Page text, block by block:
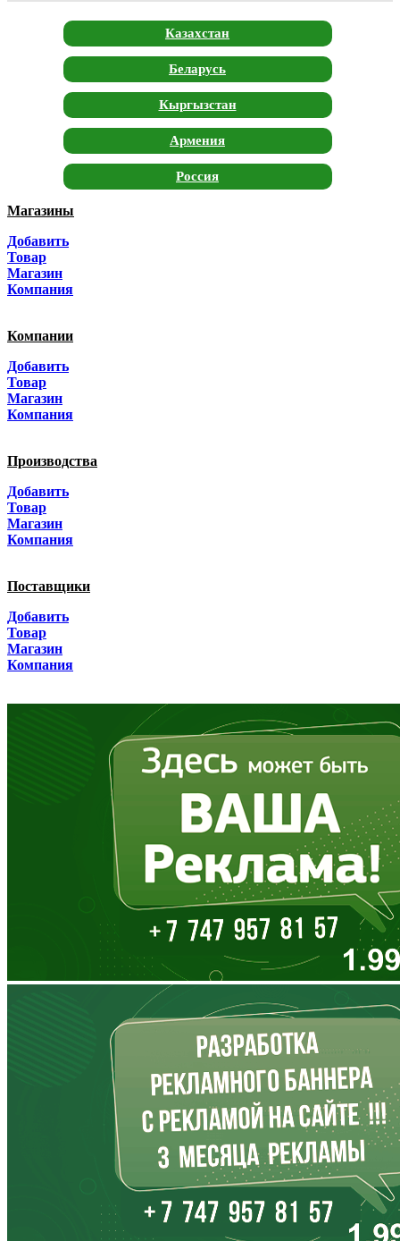
Казахстан
Беларусь
Кыргызстан
Армения
Россия
Волгоградская область
Вологодская область
Дагестан
Еврейская АО
Забайкальский край
Запорожская область
Ивановская область
Иркутская область
Кабардино-Балкария
Калининградская область
Калмыкия
Калужская область
Камчатский край
Магазины
Добавить
Товар
Магазин
Компания
Компании
Добавить
Товар
Магазин
Компания
Производства
Добавить
Товар
Магазин
Компания
Поставщики
Добавить
Товар
Магазин
Компания